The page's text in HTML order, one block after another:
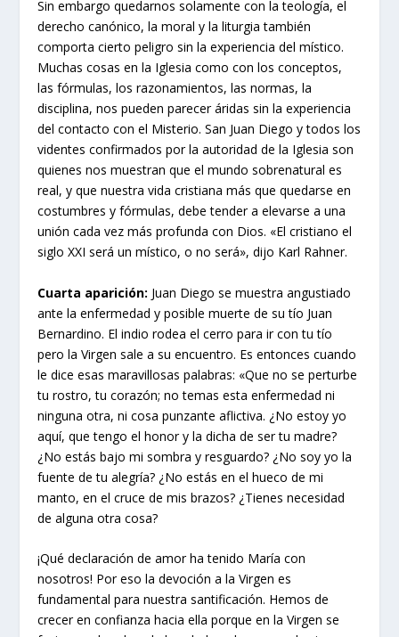
Sin embargo quedarnos solamente con la teología, el
derecho canónico, la moral y la liturgia también
comporta cierto peligro sin la experiencia del místico.
Muchas cosas en la Iglesia como con los conceptos,
las fórmulas, los razonamientos, las normas, la
disciplina, nos pueden parecer áridas sin la experiencia
del contacto con el Misterio. San Juan Diego y todos los
videntes confirmados por la autoridad de la Iglesia son
quienes nos muestran que el mundo sobrenatural es
real, y que nuestra vida cristiana más que quedarse en
costumbres y fórmulas, debe tender a elevarse a una
unión cada vez más profunda con Dios. «El cristiano el
siglo XXI será un místico, o no será», dijo Karl Rahner.
Cuarta aparición: Juan Diego se muestra angustiado
ante la enfermedad y posible muerte de su tío Juan
Bernardino. El indio rodea el cerro para ir con tu tío
pero la Virgen sale a su encuentro. Es entonces cuando
le dice esas maravillosas palabras: «Que no se perturbe
tu rostro, tu corazón; no temas esta enfermedad ni
ninguna otra, ni cosa punzante aflictiva. ¿No estoy yo
aquí, que tengo el honor y la dicha de ser tu madre?
¿No estás bajo mi sombra y resguardo? ¿No soy yo la
fuente de tu alegría? ¿No estás en el hueco de mi
manto, en el cruce de mis brazos? ¿Tienes necesidad
de alguna otra cosa?
¡Qué declaración de amor ha tenido María con
nosotros! Por eso la devoción a la Virgen es
fundamental para nuestra santificación. Hemos de
crecer en confianza hacia ella porque en la Virgen se